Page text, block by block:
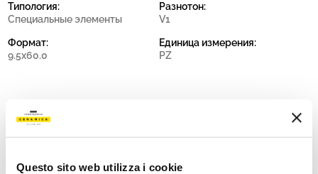
Questo sito web utilizza i cookie
Типология:
Специальные элементы
Формат:
9.5x60.0
Разнотон:
V1
Единица измерения:
PZ